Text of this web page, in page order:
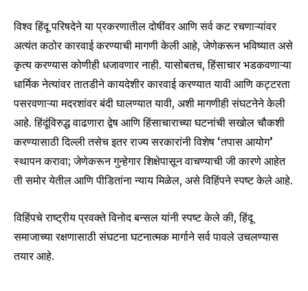
विश्व हिंदू परिषदेने या प्रकरणातील दोषींवर आणि सर्व कट रचणाऱ्यांवर
अत्यंत कठोर कारवाई करण्याची मागणी केली आहे, जेणेकरून भविष्यात असे
कृत्य करण्यास कोणीही धजावणार नाही. यासोबतच, हिंसाचार भडकवणाऱ्या
धार्मिक नेत्यांवर तातडीने कायदेशीर कारवाई करण्यात यावी आणि कट्टरता
पसरवणाऱ्या मदरशांवर बंदी घालण्यात यावी, अशी मागणीही संघटनेने केली
आहे. हिंदूंविरुद्ध वाढणारा द्वेष आणि हिंसाचाराच्या घटनांची सखोल चौकशी
करण्यासाठी दिल्ली तसेच इतर राज्य सरकारांनी विशेष ‘तपास आयोग’
स्थापन करावा; जेणेकरून गुन्हेगार शिक्षेपासून वाचण्याची जी कारणे आहेत
ती समोर येतील आणि पीडितांना न्याय मिळेल, असे विहिंपने स्पष्ट केले आहे.
विहिंपचे राष्ट्रीय प्रवक्ते विनोद बन्सल यांनी स्पष्ट केले की, हिंदू
समाजाच्या रक्षणासाठी संघटना घटनात्मक मार्गाने सर्व पावले उचलण्यास
तयार आहे.